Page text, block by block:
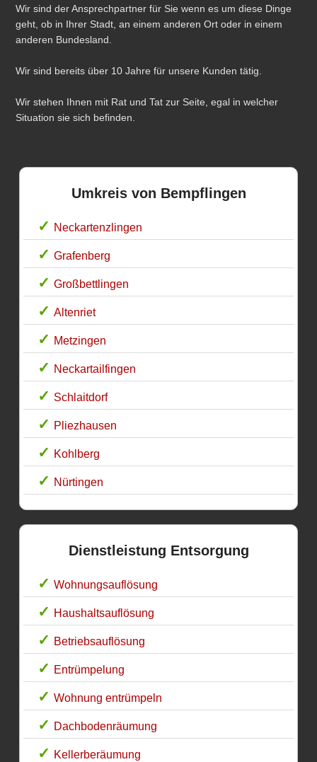
Wir sind der Ansprechpartner für Sie wenn es um diese Dinge
geht, ob in Ihrer Stadt, an einem anderen Ort oder in einem
anderen Bundesland.
Wir sind bereits über 10 Jahre für unsere Kunden tätig.
Wir stehen Ihnen mit Rat und Tat zur Seite, egal in welcher
Situation sie sich befinden.
Umkreis von Bempflingen
Neckartenzlingen
Grafenberg
Großbettlingen
Altenriet
Metzingen
Neckartailfingen
Schlaitdorf
Pliezhausen
Kohlberg
Nürtingen
Dienstleistung Entsorgung
Wohnungsauflösung
Haushaltsauflösung
Betriebsauflösung
Entrümpelung
Wohnung entrümpeln
Dachbodenräumung
Kellerberäumung